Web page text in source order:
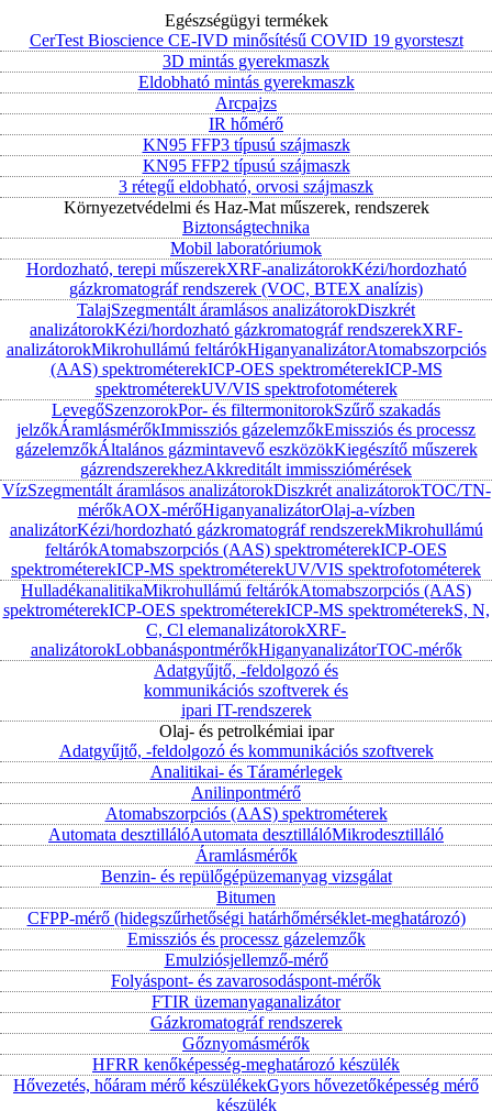
Egészségügyi termékek
CerTest Bioscience CE-IVD minősítésű COVID 19 gyorsteszt
3D mintás gyerekmaszk
Eldobható mintás gyerekmaszk
Arcpajzs
IR hőmérő
KN95 FFP3 típusú szájmaszk
KN95 FFP2 típusú szájmaszk
3 rétegű eldobható, orvosi szájmaszk
Környezetvédelmi és Haz-Mat műszerek, rendszerek
Biztonságtechnika
Mobil laboratóriumok
Hordozható, terepi műszerekXRF-analizátorokKézi/hordozható
gázkromatográf rendszerek (VOC, BTEX analízis)
TalajSzegmentált áramlásos analizátorokDiszkrét
analizátorokKézi/hordozható gázkromatográf rendszerekXRF-
analizátorokMikrohullámú feltárókHiganyanalizátorAtomabszorpciós
(AAS) spektrométerekICP-OES spektrométerekICP-MS
spektrométerekUV/VIS spektrofotométerek
LevegőSzenzorokPor- és filtermonitorokSzűrő szakadás
jelzőkÁramlásmérőkImmissziós gázelemzőkEmissziós és processz
gázelemzőkÁltalános gázmintavevő eszközökKiegészítő műszerek
gázrendszerekhezAkkreditált immissziómérések
VízSzegmentált áramlásos analizátorokDiszkrét analizátorokTOC/TN-
mérőkAOX-mérőHiganyanalizátorOlaj-a-vízben
analizátorKézi/hordozható gázkromatográf rendszerekMikrohullámú
feltárókAtomabszorpciós (AAS) spektrométerekICP-OES
spektrométerekICP-MS spektrométerekUV/VIS spektrofotométerek
HulladékanalitikaMikrohullámú feltárókAtomabszorpciós (AAS)
spektrométerekICP-OES spektrométerekICP-MS spektrométerekS, N,
C, Cl elemanalizátorokXRF-
analizátorokLobbanáspontmérőkHiganyanalizátorTOC-mérők
Adatgyűjtő, -feldolgozó és
kommunikációs szoftverek és
ipari IT-rendszerek
Olaj- és petrolkémiai ipar
Adatgyűjtő, -feldolgozó és kommunikációs szoftverek
Analitikai- és Táramérlegek
Anilinpontmérő
Atomabszorpciós (AAS) spektrométerek
Automata desztillálóAutomata desztillálóMikrodesztilláló
Áramlásmérők
Benzin- és repülőgépüzemanyag vizsgálat
Bitumen
CFPP-mérő (hidegszűrhetőségi határhőmérséklet-meghatározó)
Emissziós és processz gázelemzők
Emulziósjellemző-mérő
Folyáspont- és zavarosodáspont-mérők
FTIR üzemanyaganalizátor
Gázkromatográf rendszerek
Gőznyomásmérők
HFRR kenőképesség-meghatározó készülék
Hővezetés, hőáram mérő készülékekGyors hővezetőképesség mérő
készülék